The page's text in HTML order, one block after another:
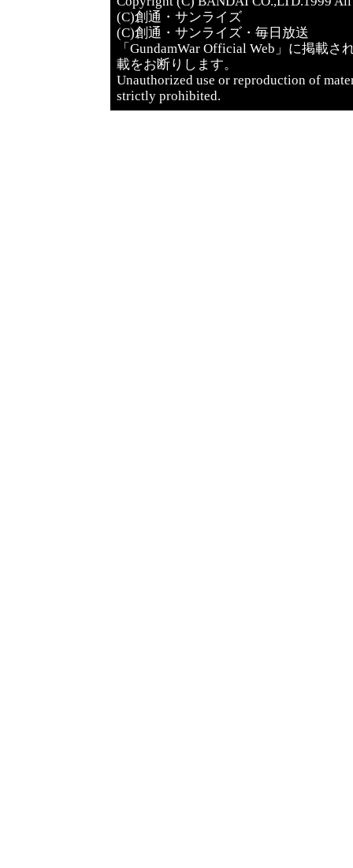
(C)創通・サンライズ
(C)創通・サンライズ・毎日放送
「GundamWar Official Web」に掲載
載をお断りします。
Unauthorized use or reproduction of
strictly prohibited.